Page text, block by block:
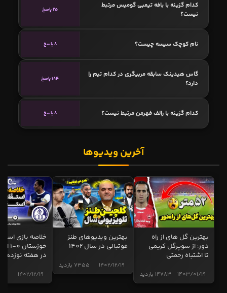
کدام گزینه با بافه تیمبی گومیس مرتبط
نیست؟
25 پاسخ
نام کوچک سیسه چیست؟ 8 پاسخ
گاس هیدینک سابقه مربیگری در کدام تیم را
دارد؟
184 پاسخ
کدام گزینه با رالف فهرمن مرتبط نیست؟ 8 پاسخ
آخرین ویدیوها
بهترین گل های از راه
دور؛ از سوپرگل کریمی
تا اشتباه رحمتی
14783 بازدید 1403/01/19
بهترین ویدیوهای طنز
فوتبالی در سال 1402
7355 بازدید 1402/12/19
خلاصه بازی
در هفته نوزدهم
1402/12/19